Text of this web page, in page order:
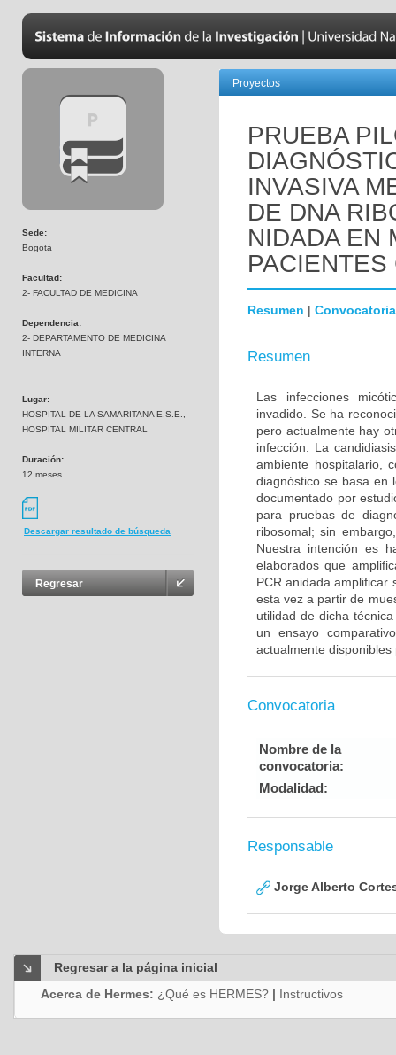
Sede:
Bogotá
Facultad:
2- FACULTAD DE MEDICINA
Dependencia:
2- DEPARTAMENTO DE MEDICINA
INTERNA
Lugar:
HOSPITAL DE LA SAMARITANA E.S.E.,
HOSPITAL MILITAR CENTRAL
Duración:
12 meses
Descargar resultado de búsqueda
Regresar
Proyectos
PRUEBA
INVASIVA
DE DNA
NIDADA EN
Resumen | Convocatoria
Resumen
Las infecciones
invadido. Se ha
pero actualmente hay
infección. La
ambiente hospitalario,
diagnóstico se basa en
documentado por
para pruebas de
ribosomal; sin
Nuestra intención es
elaborados que
PCR anidada amplificar
esta vez a partir de
utilidad de dicha
un ensayo
actualmente
Convocatoria
Nombre de la
convocatoria:
Modalidad:
Responsable
Jorge Alberto
Regresar a la página inicial
Acerca de Hermes: ¿Qué es HERMES? | Instructivos